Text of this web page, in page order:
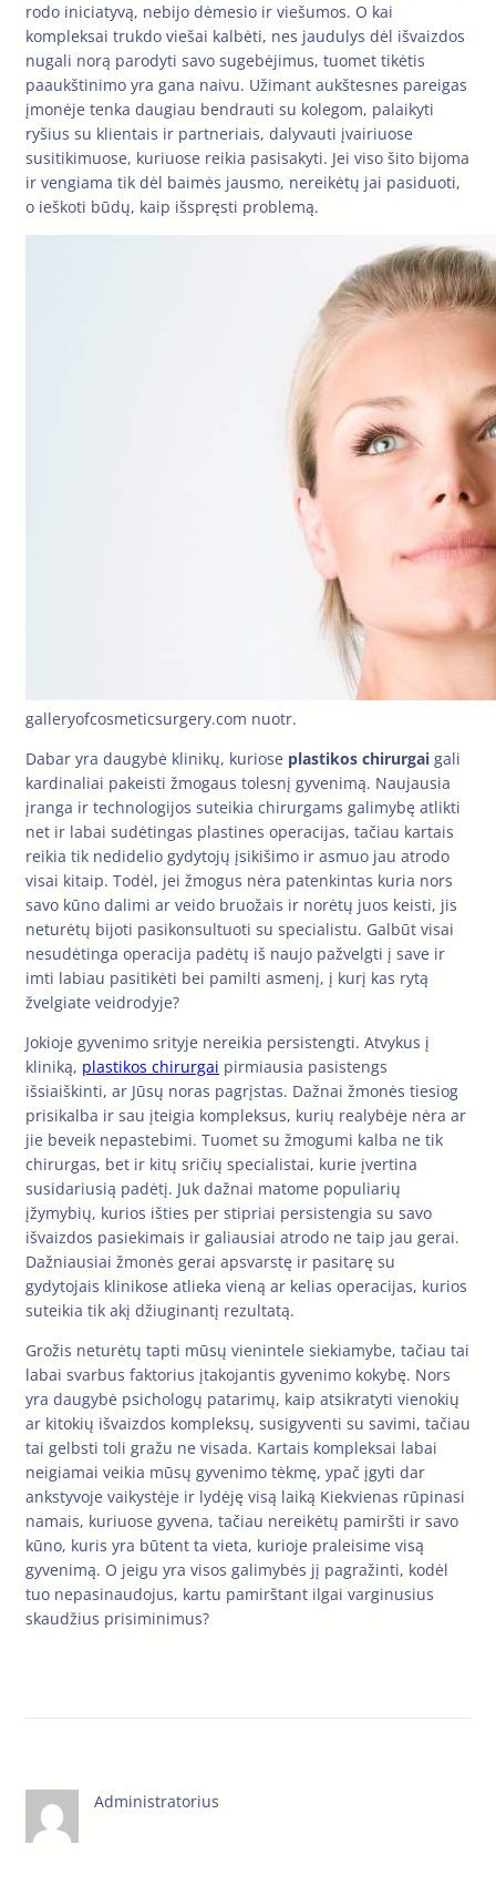
rodo iniciatyvą, nebijo dėmesio ir viešumos. O kai
kompleksai trukdo viešai kalbėti, nes jaudulys dėl išvaizdos
nugali norą parodyti savo sugebėjimus, tuomet tikėtis
paaukštinimo yra gana naivu. Užimant aukštesnes pareigas
įmonėje tenka daugiau bendrauti su kolegom, palaikyti
ryšius su klientais ir partneriais, dalyvauti įvairiuose
susitikimuose, kuriuose reikia pasisakyti. Jei viso šito bijoma
ir vengiama tik dėl baimės jausmo, nereikėtų jai pasiduoti,
o ieškoti būdų, kaip išspręsti problemą.
galleryofcosmeticsurgery.com nuotr.
Dabar yra daugybė klinikų, kuriose plastikos chirurgai gali
kardinaliai pakeisti žmogaus tolesnį gyvenimą. Naujausia
įranga ir technologijos suteikia chirurgams galimybę atlikti
net ir labai sudėtingas plastines operacijas, tačiau kartais
reikia tik nedidelio gydytojų įsikišimo ir asmuo jau atrodo
visai kitaip. Todėl, jei žmogus nėra patenkintas kuria nors
savo kūno dalimi ar veido bruožais ir norėtų juos keisti, jis
neturėtų bijoti pasikonsultuoti su specialistu. Galbūt visai
nesudėtinga operacija padėtų iš naujo pažvelgti į save ir
imti labiau pasitikėti bei pamilti asmenį, į kurį kas rytą
žvelgiate veidrodyje?
Jokioje gyvenimo srityje nereikia persistengti. Atvykus į
kliniką, plastikos chirurgai pirmiausia pasistengs
išsiaiškinti, ar Jūsų noras pagrįstas. Dažnai žmonės tiesiog
prisikalba ir sau įteigia kompleksus, kurių realybėje nėra ar
jie beveik nepastebimi. Tuomet su žmogumi kalba ne tik
chirurgas, bet ir kitų sričių specialistai, kurie įvertina
susidariusią padėtį. Juk dažnai matome populiarių
įžymybių, kurios išties per stipriai persistengia su savo
išvaizdos pasiekimais ir galiausiai atrodo ne taip jau gerai.
Dažniausiai žmonės gerai apsvarstę ir pasitarę su
gydytojais klinikose atlieka vieną ar kelias operacijas, kurios
suteikia tik akį džiuginantį rezultatą.
Grožis neturėtų tapti mūsų vienintele siekiamybe, tačiau tai
labai svarbus faktorius įtakojantis gyvenimo kokybę. Nors
yra daugybė psichologų patarimų, kaip atsikratyti vienokių
ar kitokių išvaizdos kompleksų, susigyventi su savimi, tačiau
tai gelbsti toli gražu ne visada. Kartais kompleksai labai
neigiamai veikia mūsų gyvenimo tėkmę, ypač įgyti dar
ankstyvoje vaikystėje ir lydėję visą laiką Kiekvienas rūpinasi
namais, kuriuose gyvena, tačiau nereikėtų pamiršti ir savo
kūno, kuris yra būtent ta vieta, kurioje praleisime visą
gyvenimą. O jeigu yra visos galimybės jį pagražinti, kodėl
tuo nepasinaudojus, kartu pamirštant ilgai varginusius
skaudžius prisiminimus?
Administratorius